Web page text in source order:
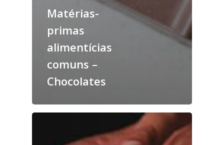
Matérias-
primas
alimentícias
comuns –
Chocolates